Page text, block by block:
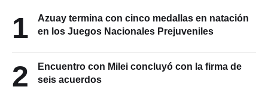
1
Azuay termina con cinco medallas en natación
en los Juegos Nacionales Prejuveniles
2
Encuentro con Milei concluyó con la firma de
seis acuerdos